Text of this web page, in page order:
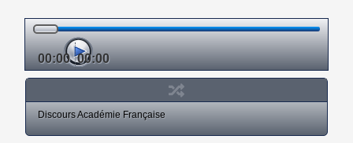
00:00 00:00
Discours Académie Française